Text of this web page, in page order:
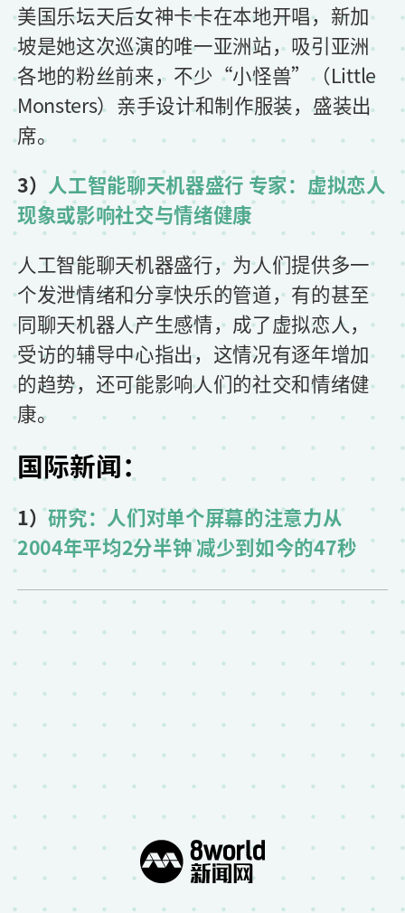
美国乐坛天后女神卡卡在本地开唱，新加
坡是她这次巡演的唯一亚洲站，吸引亚洲
各地的粉丝前来，不少“小怪兽”（Little
Monsters）亲手设计和制作服装，盛装出
席。
3） 人工智能聊天机器盛行 专家：虚拟恋人
现象或影响社交与情绪健康
人工智能聊天机器盛行，为人们提供多一
个发泄情绪和分享快乐的管道，有的甚至
同聊天机器人产生感情，成了虚拟恋人，
受访的辅导中心指出，这情况有逐年增加
的趋势，还可能影响人们的社交和情绪健
康。
国际新闻：
1）研究：人们对单个屏幕的注意力从
2004年平均2分半钟 减少到如今的47秒